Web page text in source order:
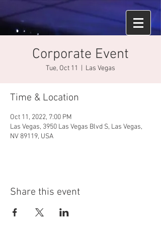
Corporate Event
Tue, Oct 11 Las Vegas
Time & Location
Oct 11, 2022, 7:00 PM
Las Vegas, 3950 Las Vegas Blvd S, Las Vegas,
NV 89119, USA
Share this event